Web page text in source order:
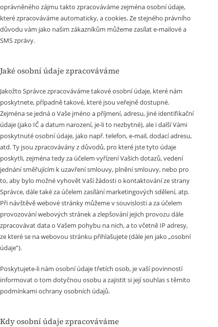
oprávněného zájmu takto zpracováváme zejména osobní údaje,
které zpracováváme automaticky, a cookies. Ze stejného právního
důvodu vám jako našim zákazníkům můžeme zasílat e-mailové a
SMS zprávy.
Jaké osobní údaje zpracováváme
Jakožto Správce zpracováváme takové osobní údaje, které nám
poskytnete, případně takové, které jsou veřejně dostupné.
Zejména se jedná o Vaše jméno a příjmení, adresu, jiné identifikační
údaje (jako IČ a datum narození, je-li to nezbytné), ale i další Vámi
poskytnuté osobní údaje, jako např. telefon, e-mail, dodací adresu,
atd. Ty jsou zpracovávány z důvodů, pro které jste tyto údaje
poskytli, zejména tedy za účelem vyřízení Vašich dotazů, vedení
jednání směřujícím k uzavření smlouvy, plnění smlouvy, nebo pro
to, aby bylo možné vyhovět Vaší žádosti o kontaktování ze strany
Správce, dále také za účelem zasílání marketingových sdělení, atp.
Při návštěvě webové stránky můžeme v souvislosti a za účelem
provozování webových stránek a zlepšování jejich provozu dále
zpracovávat data o Vašem pohybu na nich, a to včetně IP adresy,
ze které se na webovou stránku přihlašujete (dále jen jako „osobní
údaje”).
Poskytujete-li nám osobní údaje třetích osob, je vaší povinností
informovat o tom dotyčnou osobu a zajistit si její souhlas s těmito
podmínkami ochrany osobních údajů.
Kdy osobní údaje zpracováváme